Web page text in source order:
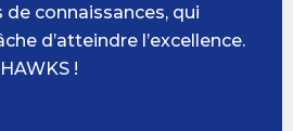
de connaissances, qui
d’atteindre l’excellence.
!